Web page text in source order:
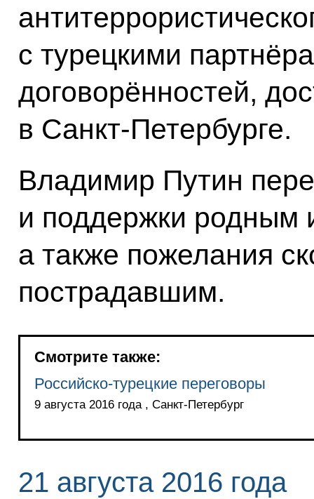
с турецкими
договорённостей,
в Санкт-Петербурге.
Владимир Путин
и поддержки родным
а также пожелания
пострадавшим.
Смотрите также:
Российско-турецкие переговоры
9 августа 2016 года , Санкт-Петербург
21 августа 2016 года